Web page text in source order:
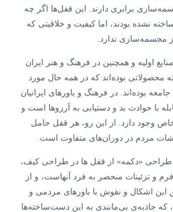
برابری دارند
این قفل‌ها اگر چه
نشده بودند، اما کیفیت و خلاقیتی که
مجسمه‌سازی ندارد
اولیه و همچنین در فرهنگ و هنر ایران
محصولاتی بوده‌اند که در همه حال مورد
بوده‌اند
در فرهنگ و باورهای ایرانیان
با حوادث بد و دستیابی به آرزوها است و
وجود دارد
از این رو، هر قفل حامل
مردم در دوران‌های متفاوت است
طراحی «دکمه» از قفل ها در طراحی کیف،
و تزئینات منحصر به فرد آنهاست، و از
اشکال و نقوش با باورهای مردمی و
که جاذبه‌ی بی‌مانندی به این دست‌ساخته‌ها